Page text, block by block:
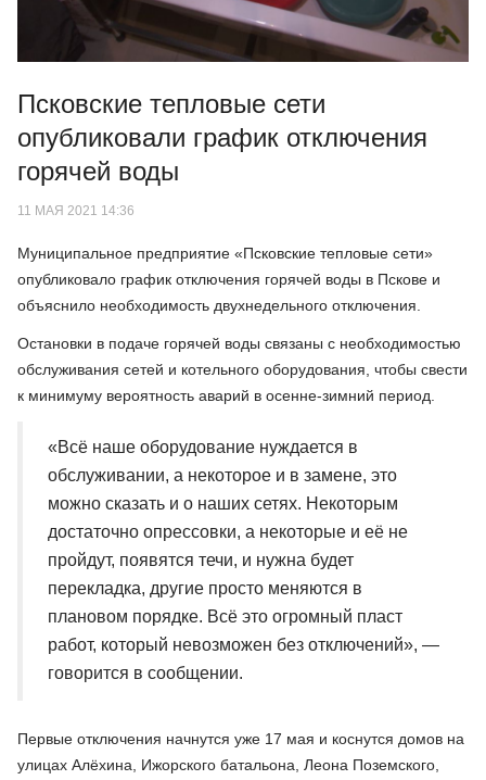
Псковские тепловые сети
опубликовали график отключения
горячей воды
11 МАЯ 2021 14:36
Муниципальное предприятие «Псковские тепловые сети»
опубликовало график отключения горячей воды в Пскове и
объяснило необходимость двухнедельного отключения.
Остановки в подаче горячей воды связаны с необходимостью
обслуживания сетей и котельного оборудования, чтобы свести
к минимуму вероятность аварий в осенне-зимний период.
«Всё наше оборудование нуждается в
обслуживании, а некоторое и в замене, это
можно сказать и о наших сетях. Некоторым
достаточно опрессовки, а некоторые и её не
пройдут, появятся течи, и нужна будет
перекладка, другие просто меняются в
плановом порядке. Всё это огромный пласт
работ, который невозможен без отключений», —
говорится в сообщении.
Первые отключения начнутся уже 17 мая и коснутся домов на
улицах Алёхина, Ижорского батальона, Леона Поземского,